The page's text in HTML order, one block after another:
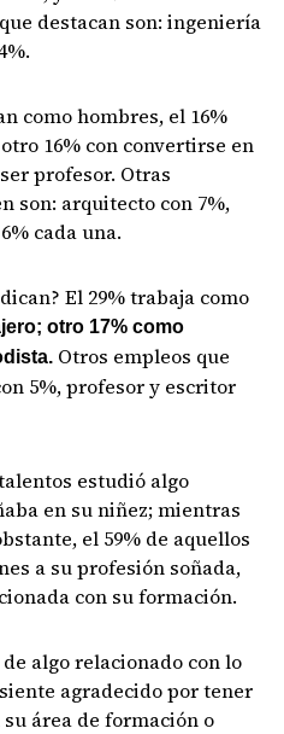
destacan son: ingeniería
como hombres, el 16%
16% con convertirse en
profesor. Otras
son: arquitecto con 7%,
cada una.
El 29% trabaja como
otro 17% como
Otros empleos que
5%, profesor y escritor
estudió algo
en su niñez; mientras
el 59% de aquellos
a su profesión soñada,
con su formación.
algo relacionado con lo
agradecido por tener
área de formación o